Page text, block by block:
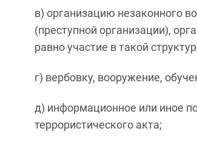
в) организацию незаконного
(преступной организации),
равно участие в такой
г) вербовку, вооружение,
д) информационное или иное
террористического акта;